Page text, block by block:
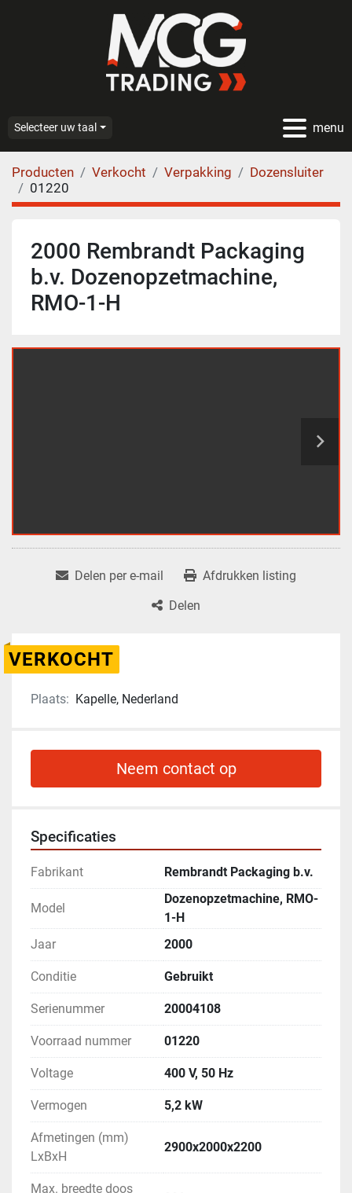
menu
Selecteer uw taal
Producten Verkocht Verpakking
Dozensluiter
01220
2000 Rembrandt Packaging
b.v. Dozenopzetmachine,
RMO-1-H
Delen per e-mail
Afdrukken listing
Delen
VERKOCHT
Plaats: Kapelle, Nederland
Neem contact op
Specificaties
Fabrikant Rembrandt Packaging b.v.
Model
Dozenopzetmachine, RMO-
1-H
Jaar
2000
Conditie Gebruikt
Serienummer 20004108
Voorraad nummer 01220
Voltage 400 V, 50 Hz
Vermogen 5,2 kW
Afmetingen (mm)
LxBxH
2900x2000x2200
Max. breedte doos